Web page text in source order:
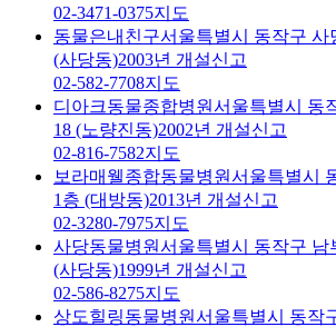
02-3471-0375지도
동물은내친구서울특별시 동작구 사
(사당동)2003년 개설신고
02-582-7708지도
디아크동물종합병원서울특별시 동
18 (노량진동)2002년 개설신고
02-816-7582지도
보라매웰종합동물병원서울특별시
1층 (대방동)2013년 개설신고
02-3280-7975지도
사당동물병원서울특별시 동작구 남
(사당동)1999년 개설신고
02-586-8275지도
상도힐링동물병원서울특별시 동작